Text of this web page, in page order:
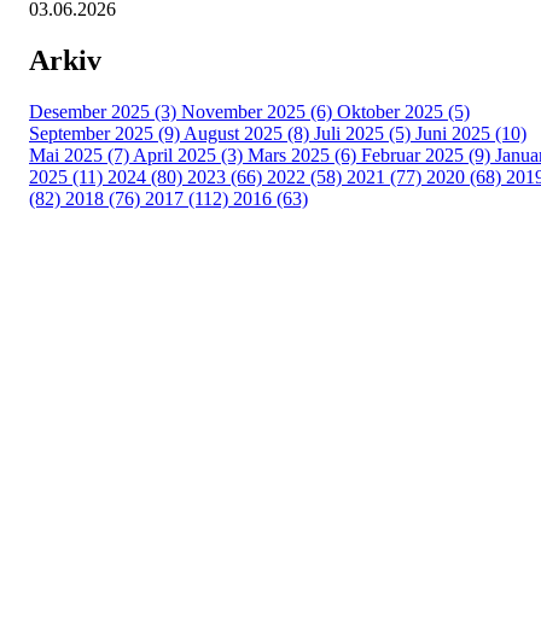
03.06.2026
Arkiv
Desember 2025 (3) November 2025 (6) Oktober 2025 (5)
September 2025 (9) August 2025 (8) Juli 2025 (5) Juni 2025 (10)
Mai 2025 (7) April 2025 (3) Mars 2025 (6) Februar 2025 (9)
2025 (11) 2024 (80) 2023 (66) 2022 (58) 2021 (77) 2020 (68)
(82) 2018 (76) 2017 (112) 2016 (63)